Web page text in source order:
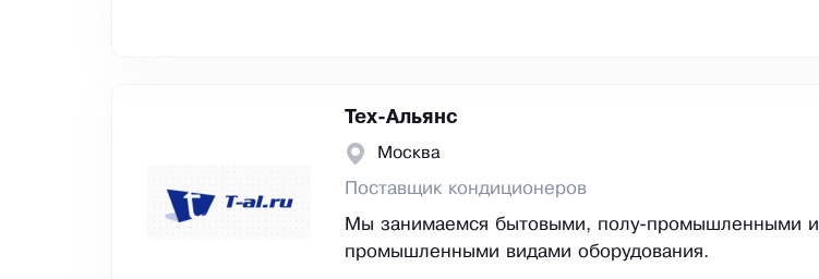
Тех-Альянс
Москва
Поставщик кондиционеров
Мы занимаемся бытовыми, полу-промышленными и
промышленными видами оборудования.